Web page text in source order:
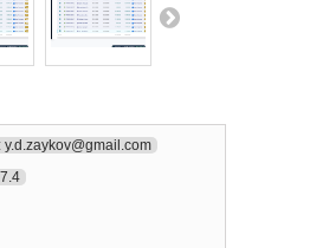
y.d.zaykov@gmail.com